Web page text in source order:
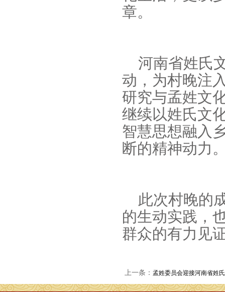
章。
河南省姓氏
动，为村晚注
研究与孟姓文
继续以姓氏文
智慧思想融入
断的精神动力
此次村晚的
的生动实践，
群众的有力见
上一条： 孟姓委员会迎接河南省姓